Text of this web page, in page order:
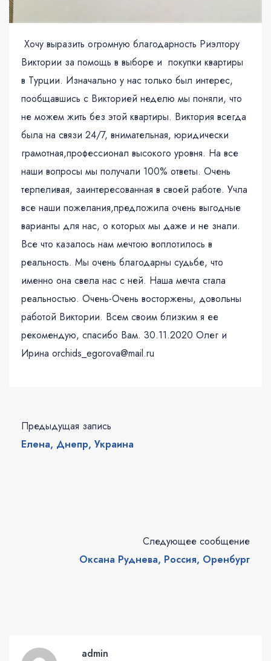
Хочу выразить огромную благодарность Риэлтору
Виктории за помощь в выборе и покупки квартиры
в Турции. Изначально у нас только был интерес,
пообщавшись с Викторией неделю мы поняли, что
не можем жить без этой квартиры. Виктория всегда
была на связи 24/7, внимательная, юридически
грамотная,профессионал высокого уровня. На все
наши вопросы мы получали 100% ответы. Очень
терпеливая, заинтересованная в своей работе. Учла
все наши пожелания,предложила очень выгодные
варианты для нас, о которых мы даже и не знали.
Все что казалось нам мечтою воплотилось в
реальность. Мы очень благодарны судьбе, что
именно она свела нас с ней. Наша мечта стала
реальностью. Очень-Очень восторжены, довольны
работой Виктории. Всем своим близким я ее
рекомендую, спасибо Вам. 30.11.2020 Олег и
Ирина orchids_egorova@mail.ru
Предыдущая запись
Елена, Днепр, Украина
Следующее сообщение
Оксана Руднева, Россия, Оренбург
admin